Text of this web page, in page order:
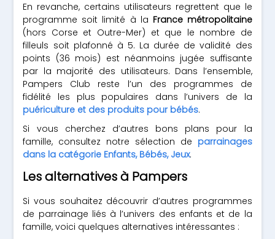
En revanche, certains utilisateurs regrettent que le
programme soit limité à la France métropolitaine
(hors Corse et Outre-Mer) et que le nombre de
filleuls soit plafonné à 5. La durée de validité des
points (36 mois) est néanmoins jugée suffisante
par la majorité des utilisateurs. Dans l’ensemble,
Pampers Club reste l’un des programmes de
fidélité les plus populaires dans l’univers de la
puériculture et des produits pour bébés.
Si vous cherchez d’autres bons plans pour la
famille, consultez notre sélection de parrainages
dans la catégorie Enfants, Bébés, Jeux.
Les alternatives à Pampers
Si vous souhaitez découvrir d’autres programmes
de parrainage liés à l’univers des enfants et de la
famille, voici quelques alternatives intéressantes :